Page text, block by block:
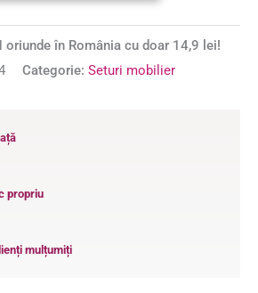
oriunde în România cu doar 14,9 lei!
Categorie: Seturi mobilier
propriu
mulțumiți